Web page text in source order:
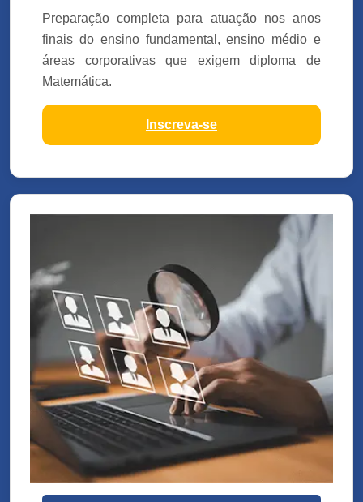
Preparação completa para atuação nos anos
finais do ensino fundamental, ensino médio e
áreas corporativas que exigem diploma de
Matemática.
Inscreva-se